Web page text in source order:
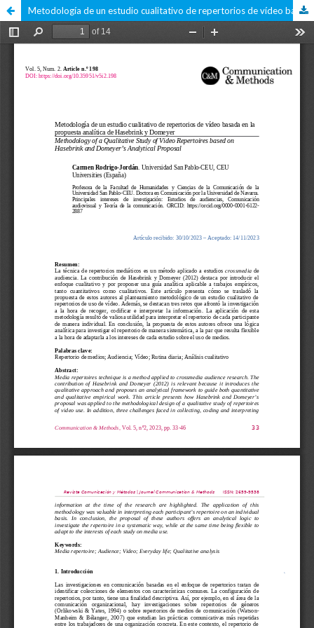
Metodología de un estudio cualitativo de repertorios de vídeo basada en la propuesta analítica de Hasebrink y Domeyer